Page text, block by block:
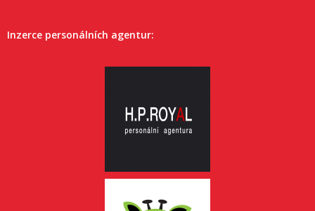
Inzerce personálních agentur: